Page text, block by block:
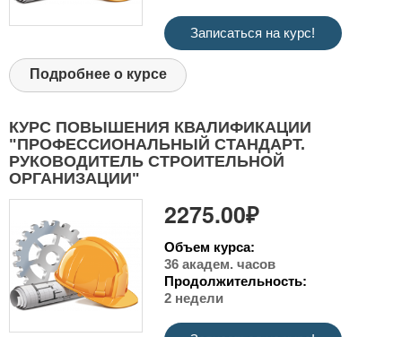
Записаться на курс!
Подробнее о курсе
КУРС ПОВЫШЕНИЯ КВАЛИФИКАЦИИ
"ПРОФЕССИОНАЛЬНЫЙ СТАНДАРТ.
РУКОВОДИТЕЛЬ СТРОИТЕЛЬНОЙ
ОРГАНИЗАЦИИ"
2275.00₽
Объем курса:
36 академ. часов
Продолжительность:
2 недели